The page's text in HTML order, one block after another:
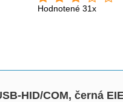
Hodnotené 31x
HID/COM, černá